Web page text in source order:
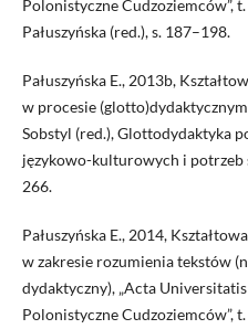
Polonistyczne Cudzoziemców”,
Pałuszyńska (red.), s. 187–198.
Pałuszyńska E., 2013b,
w procesie
Sobstyl (red.), Glottodydaktyka
językowo-kulturowych i potrzeb
266.
Pałuszyńska E., 2014,
w zakresie rozumienia tekstów
dydaktyczny), „Acta
Polonistyczne Cudzoziemców”,